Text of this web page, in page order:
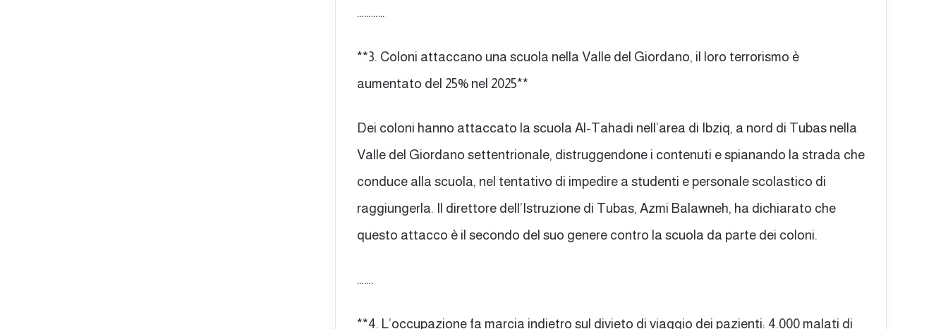
…………
**3. Coloni attaccano una scuola nella Valle del Giordano, il loro terrorismo è
aumentato del 25% nel 2025**
Dei coloni hanno attaccato la scuola Al-Tahadi nell’area di Ibziq, a nord di Tubas nella
Valle del Giordano settentrionale, distruggendone i contenuti e spianando la strada che
conduce alla scuola, nel tentativo di impedire a studenti e personale scolastico di
raggiungerla. Il direttore dell’Istruzione di Tubas, Azmi Balawneh, ha dichiarato che
questo attacco è il secondo del suo genere contro la scuola da parte dei coloni.
…….
**4. L’occupazione fa marcia indietro sul divieto di viaggio dei pazienti: 4.000 malati di